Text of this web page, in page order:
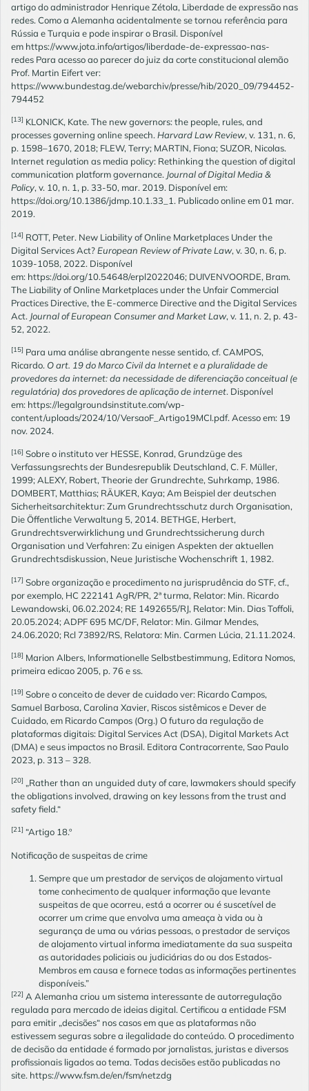
artigo do administrador Henrique Zétola, Liberdade de expressão nas
redes. Como a Alemanha acidentalmente se tornou referência para
Rússia e Turquia e pode inspirar o Brasil. Disponível
em https://www.jota.info/artigos/liberdade-de-expressao-nas-
redes Para acesso ao parecer do juiz da corte constitucional alemão
Prof. Martin Eifert ver:
https://www.bundestag.de/webarchiv/presse/hib/2020_09/794452-
794452
[13] KLONICK, Kate. The new governors: the people, rules, and
processes governing online speech.Harvard Law Review, v. 131, n. 6,
p. 1598–1670, 2018; FLEW, Terry; MARTIN, Fiona; SUZOR, Nicolas.
Internet regulation as media policy: Rethinking the question of digital
communication platform governance. Journal of Digital Media &
Policy, v. 10, n. 1, p. 33-50, mar. 2019. Disponível em:
https://doi.org/10.1386/jdmp.10.1.33_1. Publicado online em 01 mar.
2019.
[14] ROTT, Peter. New Liability of Online Marketplaces Under the
Digital Services Act?European Review of Private Law, v. 30, n. 6, p.
1039-1058, 2022. Disponível
em: https://doi.org/10.54648/erpl2022046; DUIVENVOORDE, Bram.
The Liability of Online Marketplaces under the Unfair Commercial
Practices Directive, the E-commerce Directive and the Digital Services
Act. Journal of European Consumer and Market Law, v. 11, n. 2, p. 43-
52, 2022.
[15] Para uma análise abrangente nesse sentido, cf. CAMPOS,
Ricardo. O art. 19 do Marco Civil da Internet e a pluralidade de
provedores da internet: da necessidade de diferenciação conceitual (e
regulatória) dos provedores de aplicação de internet. Disponível
em: https://legalgroundsinstitute.com/wp-
content/uploads/2024/10/VersaoF_Artigo19MCI.pdf. Acesso em: 19
nov. 2024.
[16] Sobre o instituto ver HESSE, Konrad, Grundzüge des
Verfassungsrechts der Bundesrepublik Deutschland, C. F. Müller,
1999; ALEXY, Robert, Theorie der Grundrechte, Suhrkamp, 1986.
DOMBERT, Matthias; RÄUKER, Kaya; Am Beispiel der deutschen
Sicherheitsarchitektur: Zum Grundrechtsschutz durch Organisation,
Die Öffentliche Verwaltung 5, 2014. BETHGE, Herbert,
Grundrechtsverwirklichung und Grundrechtssicherung durch
Organisation und Verfahren: Zu einigen Aspekten der aktuellen
Grundrechtsdiskussion, Neue Juristische Wochenschrift 1, 1982.
[17] Sobre organização e procedimento na jurisprudência do STF, cf.,
por exemplo, HC 222141 AgR/PR, 2ª turma, Relator: Min. Ricardo
Lewandowski, 06.02.2024; RE 1492655/RJ, Relator: Min. Dias Toffoli,
20.05.2024; ADPF 695 MC/DF, Relator: Min. Gilmar Mendes,
24.06.2020; Rcl 73892/RS, Relatora: Min. Carmen Lúcia, 21.11.2024.
[18] Marion Albers, Informationelle Selbstbestimmung, Editora Nomos,
primeira edicao 2005, p. 76 e ss.
[19] Sobre o conceito de dever de cuidado ver: Ricardo Campos,
Samuel Barbosa, Carolina Xavier, Riscos sistêmicos e Dever de
Cuidado, em Ricardo Campos (Org.) O futuro da regulação de
plataformas digitais: Digital Services Act (DSA), Digital Markets Act
(DMA) e seus impactos no Brasil. Editora Contracorrente, Sao Paulo
2023, p. 313 – 328.
[20] „Rather than an unguided duty of care, lawmakers should specify
the obligations involved, drawing on key lessons from the trust and
safety field.“
[21] “Artigo 18.º
Notificação de suspeitas de crime
Sempre que um prestador de serviços de alojamento virtual
tome conhecimento de qualquer informação que levante
suspeitas de que ocorreu, está a ocorrer ou é suscetível de
ocorrer um crime que envolva uma ameaça à vida ou à
segurança de uma ou várias pessoas, o prestador de serviços
de alojamento virtual informa imediatamente da sua suspeita
as autoridades policiais ou judiciárias do ou dos Estados-
Membros em causa e fornece todas as informações pertinentes
disponíveis.”
[22] A Alemanha criou um sistema interessante de autorregulação
regulada para mercado de ideias digital. Certificou a entidade FSM
para emitir „decisões“ nos casos em que as plataformas não
estivessem seguras sobre a ilegalidade do conteúdo. O procedimento
de decisão da entidade é formado por jornalistas, juristas e diversos
profissionais ligados ao tema. Todas decisões estão publicadas no
site. https://www.fsm.de/en/fsm/netzdg